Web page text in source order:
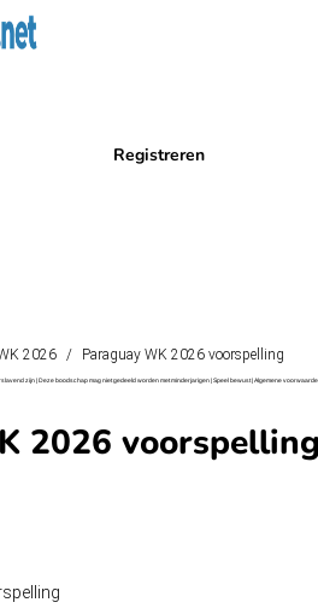
Registreren
2026 / Paraguay WK 2026 voorspelling
zijn | Deze boodschap mag niet gedeeld worden met minderjarigen | Speel bewust | Algemene
2026